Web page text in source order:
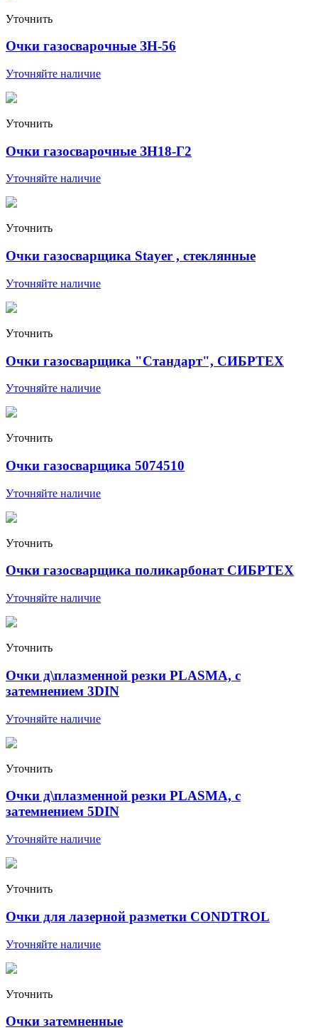
Уточнить
Очки газосварочные ЗН-56
Уточняйте наличие
Уточнить
Очки газосварочные ЗН18-Г2
Уточняйте наличие
Уточнить
Очки газосварщика Stayer , стеклянные
Уточняйте наличие
Уточнить
Очки газосварщика "Стандарт", СИБРТЕХ
Уточняйте наличие
Уточнить
Очки газосварщика 5074510
Уточняйте наличие
Уточнить
Очки газосварщика поликарбонат СИБРТЕХ
Уточняйте наличие
Уточнить
Очки д\плазменной резки PLASMA, с
затемнением 3DIN
Уточняйте наличие
Уточнить
Очки д\плазменной резки PLASMA, с
затемнением 5DIN
Уточняйте наличие
Уточнить
Очки для лазерной разметки CONDTROL
Уточняйте наличие
Уточнить
Очки затемненные